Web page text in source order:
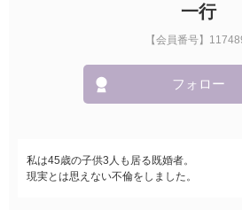
一行
【会員番号】
フォロー
私は45歳の子供3人も居る既婚者。
現実とは思えない不倫をしました。